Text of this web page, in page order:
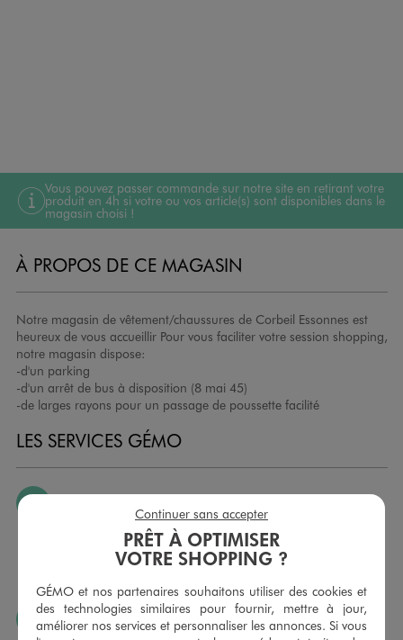
Vous pouvez passer commande sur notre site en retirant votre
produit en 4h si votre ou vos article(s) sont disponibles dans le
magasin choisi !
À PROPOS DE CE MAGASIN
Notre magasin de vêtement/chaussures de Corbeil Essonnes est
heureux de vous accueillir Pour vous faciliter votre session shopping,
notre magasin dispose:
-d'un parking
-d'un arrêt de bus à disposition (8 mai 45)
-de larges rayons pour un passage de poussette facilité
LES SERVICES GÉMO
Nous échangeons et vous proposons un avoir ou un
remboursement pour tout article non porté, non retouché,
sous 30 jours, sur simple présentation du ticket de caisse,
JE PEUX FAIRE RETOUCHER MES ARTICLES
PRÊT À OPTIMISER
VOTRE SHOPPING ?
GÉMO et nos partenaires souhaitons utiliser des cookies et
des technologies similaires pour fournir, mettre à jour,
améliorer nos services et personnaliser les annonces. Si vous
Continuer sans accepter